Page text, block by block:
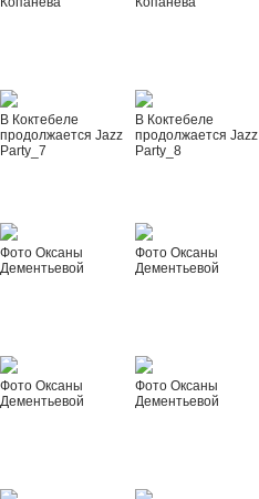
В Коктебеле
продолжается Jazz
Party_7
В Коктебеле
продолжается Jazz
Party_8
Фото Оксаны
Дементьевой
Фото Оксаны
Дементьевой
Фото Оксаны
Дементьевой
Фото Оксаны
Дементьевой